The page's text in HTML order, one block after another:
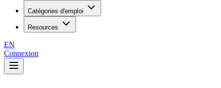
Catégories d'emploi
Resources
EN
Connexion